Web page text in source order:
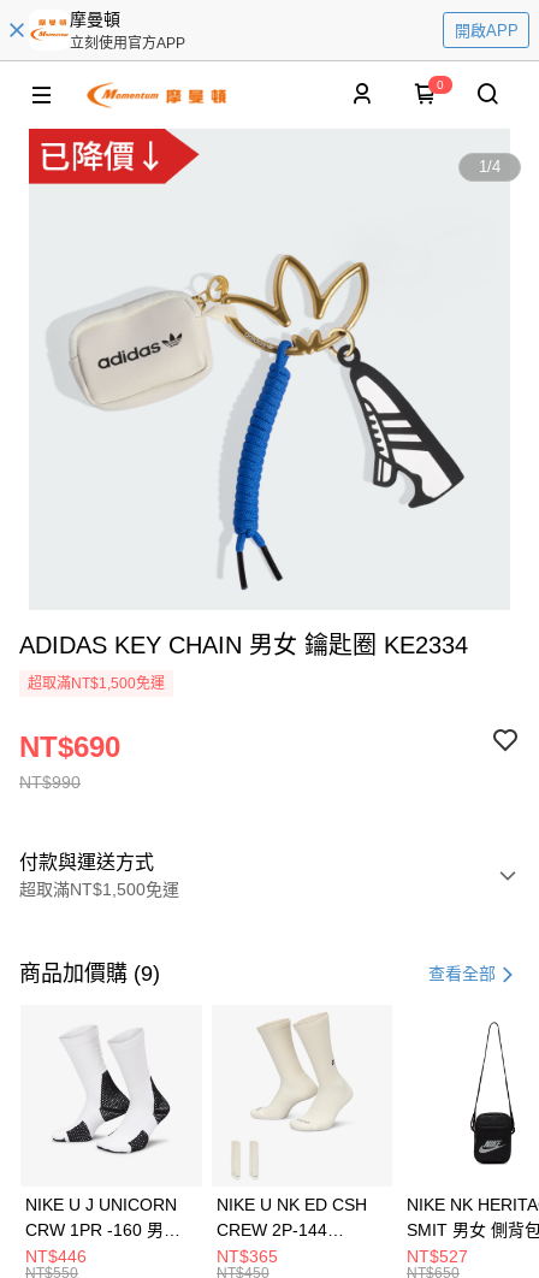
摩曼頓
立刻使用官方APP
開啟APP
0
1/4
ADIDAS KEY CHAIN 男女 鑰匙圈 KE2334
超取滿NT$1,500免運
NT$990
NT$690
付款與運送方式
超取滿NT$1,500免運
信用卡一次付款
3 期 0 利率 每期 21家銀行
合作金庫商業銀行
第一商業銀行
華南商業銀行
彰化商業銀行
上海商業儲蓄銀行
元大商業銀行
Apple Pay
全盈+PAY
商品加價購 (9) 查看全部
NIKE U J UNICORN
CRW 1PR -160 男女
中統襪 FZ3393100
NT$446
NT$550
NIKE U NK ED CSH
CREW 2P-144
EMBRDY 男女 短統襪
NT$365
NT$450
NIKE NK
SMIT 男女 側背
BA5871010
NT$527
NT$650